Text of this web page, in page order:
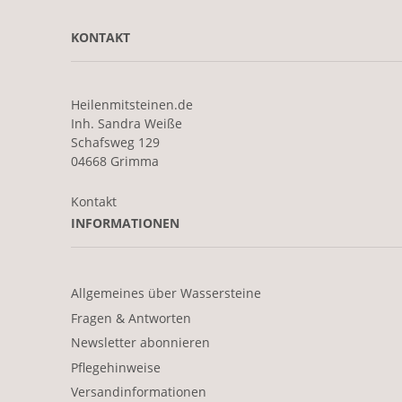
KONTAKT
Heilenmitsteinen.de
Inh. Sandra Weiße
Schafsweg 129
04668 Grimma
Kontakt
INFORMATIONEN
Allgemeines über Wassersteine
Fragen & Antworten
Newsletter abonnieren
Pflegehinweise
Versandinformationen